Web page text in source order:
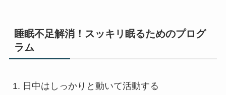
睡眠不足解消！スッキリ眠るためのプログ
ラム
日中はしっかりと動いて活動する